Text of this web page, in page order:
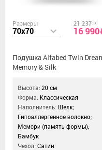
Размеры
70x70
21 237a
16 990
Подушка Alfabed Twin
Memory & Silk
Высота:20 см
Форма: Классическая
Наполнитель: Шелк;
Гипоаллергенное волокно;
Мемори (память формы);
Бамбук
Чехол:Сатин